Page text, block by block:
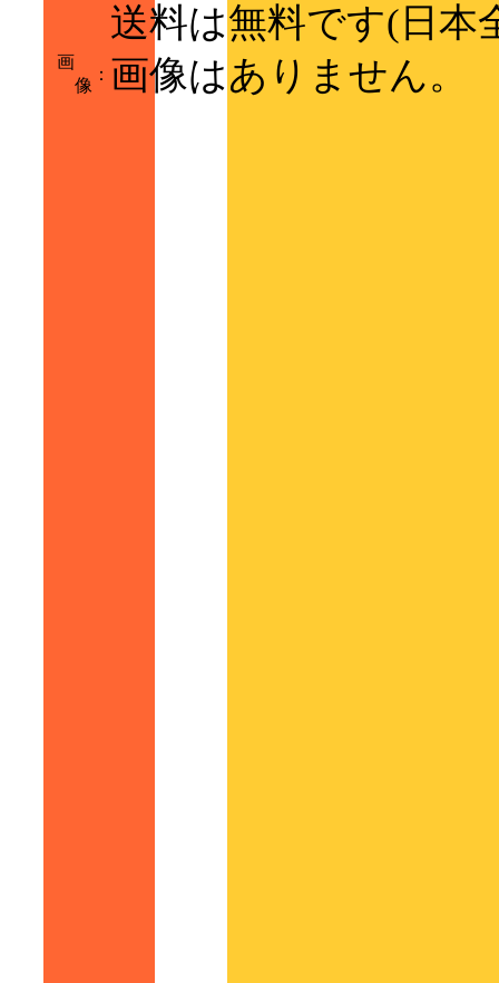
送料は無料です(日本
画
像
： 画像はありません。